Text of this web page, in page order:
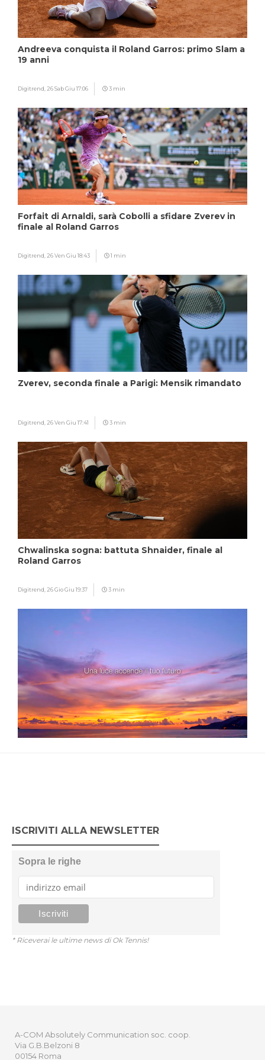
Andreeva conquista il Roland Garros: primo Slam a
19 anni
Digitrend, 26 Sab Giu 17:06 3 min
Forfait di Arnaldi, sarà Cobolli a sfidare Zverev in
finale al Roland Garros
Digitrend, 26 Ven Giu 18:43 1 min
Zverev, seconda finale a Parigi: Mensik rimandato
Digitrend, 26 Ven Giu 17:41 3 min
Chwalinska sogna: battuta Shnaider, finale al
Roland Garros
Digitrend, 26 Gio Giu 19:37 3 min
ISCRIVITI ALLA NEWSLETTER
Sopra le righe
* Riceverai le ultime news di Ok Tennis!
A-COM Absolutely Communication soc. coop.
Via G.B.Belzoni 8
00154 Roma